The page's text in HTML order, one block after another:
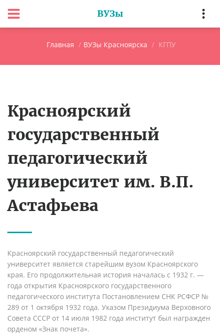
ВУЗы
Главная ВУЗы Красноярска КГПУ
Красноярский
государственный
педагогический
университет им. В.П.
Астафьева
Красноярский государственный педагогический
университет является старейшим вузом Красноярского
края. Его продолжительная история началась с 1932 г. —
года открытия Красноярского государственного
педагогического института Постановлением СНК РСФСР №
289 от 1 октября 1932 года. Указом Президиума Верховного
Совета СССР от 14 июля 1982 года институт был награжден
орденом «Знак почета».